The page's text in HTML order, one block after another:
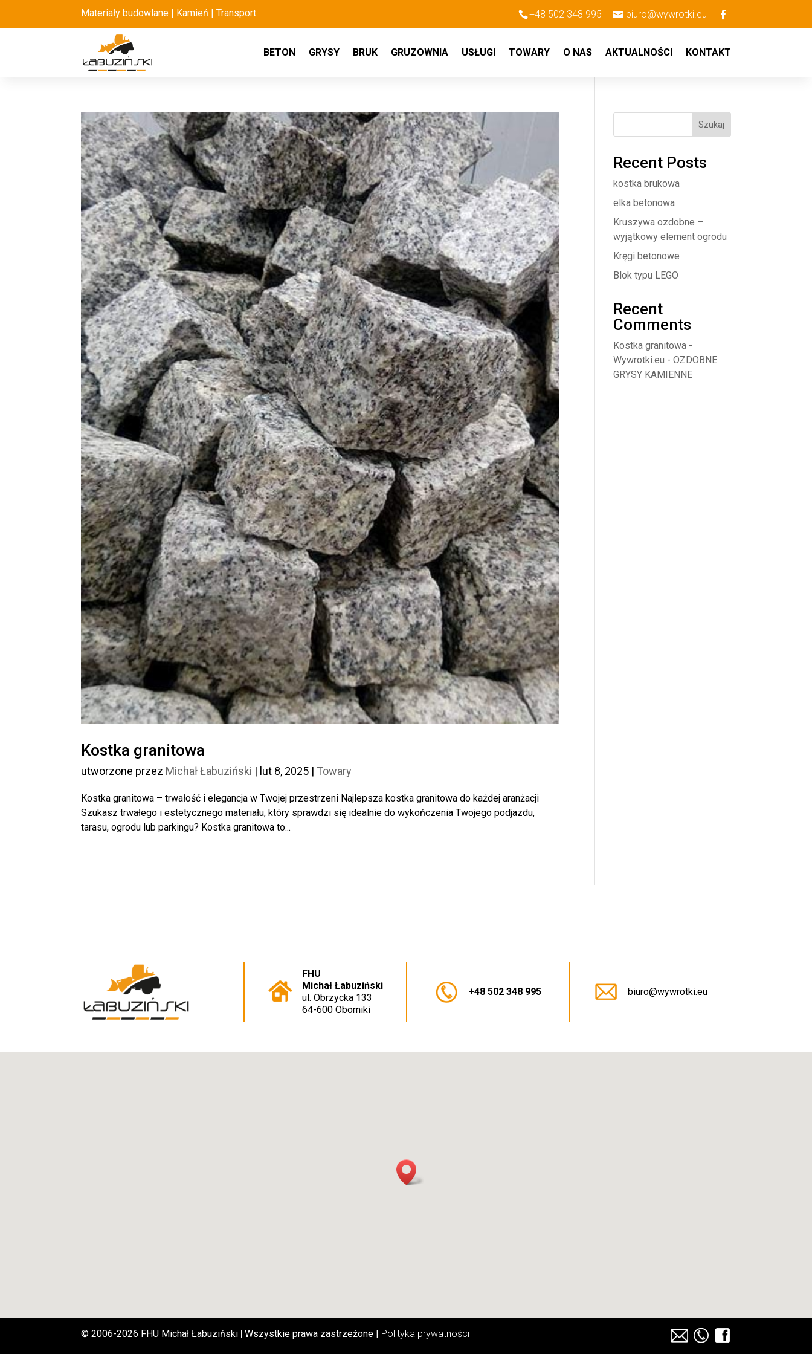
Materiały budowlane | Kamień | Transport +48 502 348 995 biuro@wywrotki.eu
BETON GRYSY BRUK GRUZOWNIA USŁUGI TOWARY O NAS AKTUALNOŚCI KONTAKT
Kostka granitowa
utworzone przez Michał Łabuziński | lut 8, 2025 | Towary
Kostka granitowa – trwałość i elegancja w Twojej przestrzeni Najlepsza kostka granitowa do każdej aranżacji
Szukasz trwałego i estetycznego materiału, który sprawdzi się idealnie do wykończenia Twojego podjazdu,
tarasu, ogrodu lub parkingu? Kostka granitowa to...
Szukaj
Recent Posts
kostka brukowa
elka betonowa
Kruszywa ozdobne –
wyjątkowy element ogrodu
Kręgi betonowe
Blok typu LEGO
Recent
Comments
Kostka granitowa -
Wywrotki.eu -OZDOBNE
GRYSY KAMIENNE
FHU
Michał Łabuziński
ul. Obrzycka 133
64-600 Oborniki
+48 502 348 995 biuro@wywrotki.eu
© 2006-2026 FHU Michał Łabuziński Wszystkie prawa zastrzeżone | Polityka prywatności